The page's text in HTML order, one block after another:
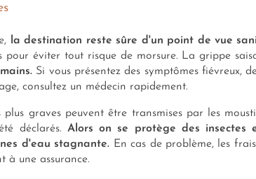
la destination reste sûre d'un point de vue
pour éviter tout risque de morsure. La grippe
Si vous présentez des symptômes fiévreux,
consultez un médecin rapidement.
plus graves peuvent être transmises par les
déclarés. Alors on se protège des insectes
d'eau stagnante. En cas de problème, les
à une assurance.